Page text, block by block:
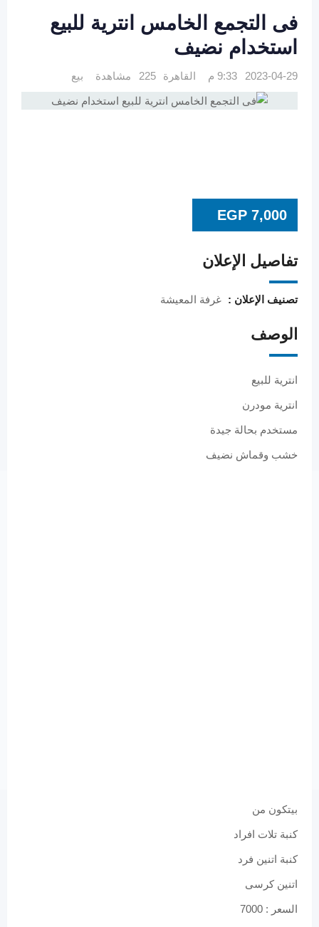
فى التجمع الخامس انترية للبيع
استخدام نضيف
2023-04-29 9:33 م القاهرة 225 مشاهدة بيع
EGP 7,000
تفاصيل الإعلان
تصنيف الإعلان : غرفة المعيشة
الوصف
انترية للبيع
انترية مودرن
مستخدم بحالة جيدة
خشب وقماش نضيف
بيتكون من
كنبة تلات افراد
كنبة اتنين فرد
اتنين كرسى
السعر : 7000